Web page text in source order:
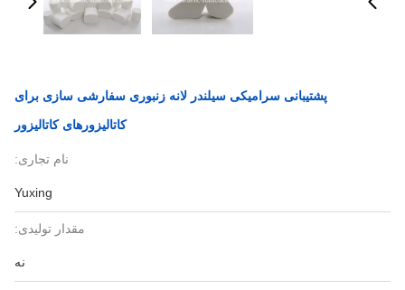
پشتیبانی سرامیکی سیلندر لانه زنبوری سفارشی سازی برای
کاتالیزورهای کاتالیزور
نام تجاری:
Yuxing
مقدار تولیدی:
نه